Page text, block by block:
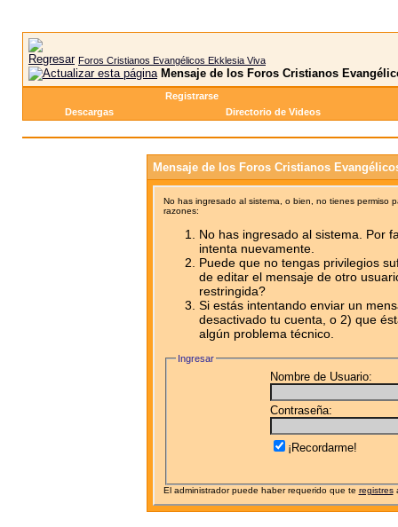
Foros Cristianos Evangélicos Ekklesia Viva
Mensaje de los Foros Cristianos
Registrarse
Descargas
Directorio de Videos
Mensaje de los Foros Cristianos
No has ingresado al sistema, o bien, no tienes permiso
razones:
No has ingresado al sistema. Por
intenta nuevamente.
Puede que no tengas privilegios
de editar el mensaje de otro
restringida?
Si estás intentando enviar un
desactivado tu cuenta, o 2) que
algún problema técnico.
Ingresar
Nombre de Usuario:
Contraseña:
¡Recordarme!
El administrador puede haber requerido que te registres